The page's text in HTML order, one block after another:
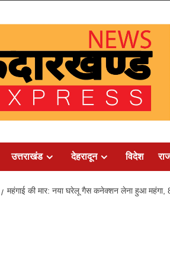
उत्तराखंड देहरादून विदेश
महंगाई की मार: नया घरेलू गैस कनेक्शन लेना हुआ